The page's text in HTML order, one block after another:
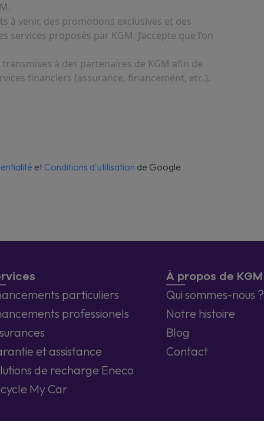
à venir, des promotions exclusives et des
proposés par KGM. J’accepte que l’on
à des partenaires de KGM afin de
financiers (assurance, financement, etc.).
et Conditions d'utilisation de Google
particuliers
professionels
et assistance
de recharge Eneco
My Car
À propos de KGM
Qui sommes-nous ?
Notre histoire
Blog
Contact